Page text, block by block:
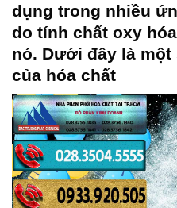
dụng trong nhiều
do tính chất oxy
nó. Dưới đây là
của hóa chất